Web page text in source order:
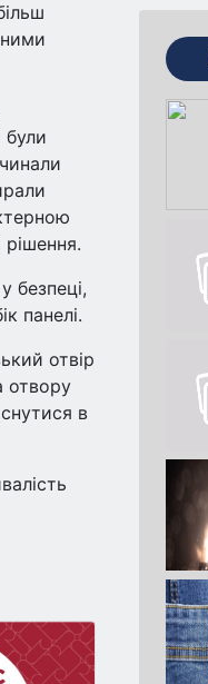
були
безпеці,
панелі.
отвір
отвору
в